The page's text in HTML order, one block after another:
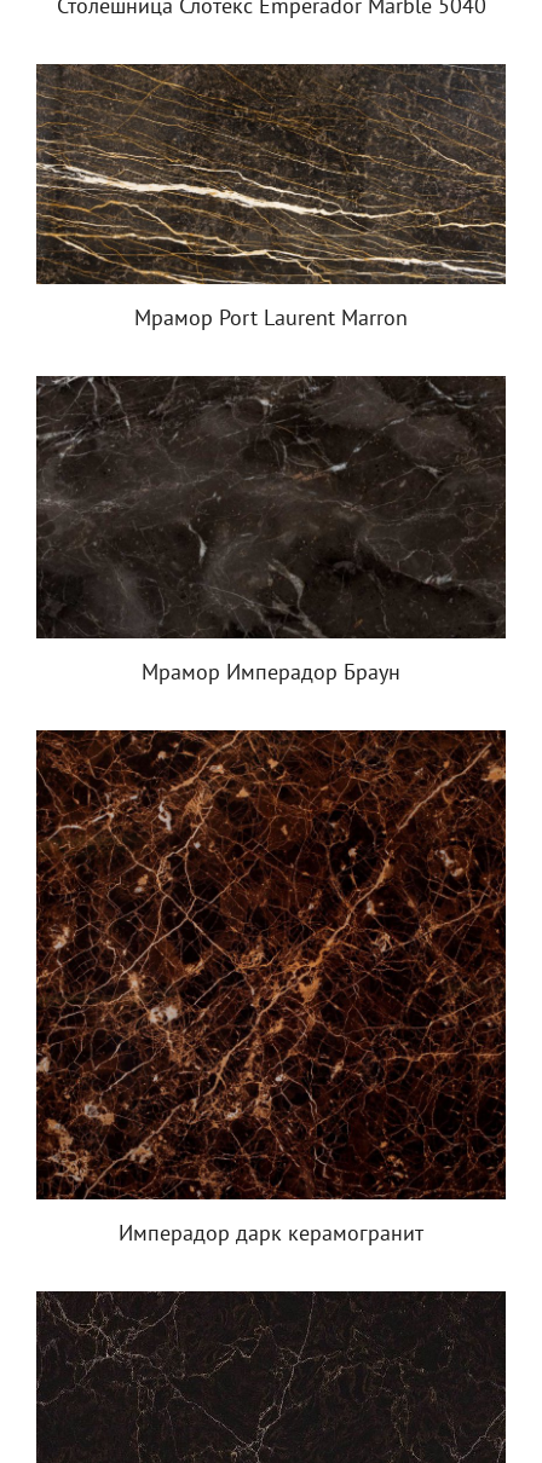
Столешница Слотекс Emperador Marble 5040
Мрамор Port Laurent Marron
Мрамор Имперадор Браун
Имперадор дарк керамогранит